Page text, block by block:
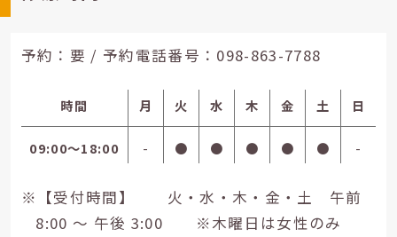
予約：要 / 予約電話番号： 098-863-7788
時間 月 火 水 木 金 土 日
09:00〜18:00 - ● ● ● ● ● -
※【受付時間】 火・水・木・金・土 午前
8:00 ～ 午後 3:00 ※木曜日は女性のみ